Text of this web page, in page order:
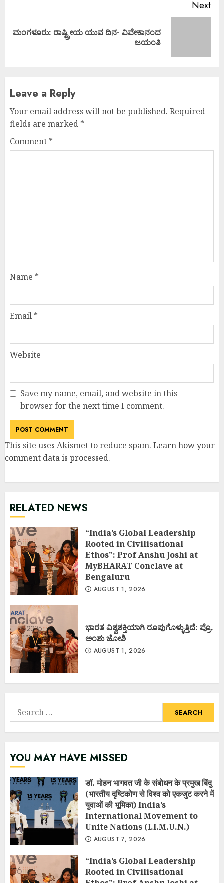
Next
Next
ಮಂಗಳೂರು: ರಾಷ್ಟ್ರೀಯ ಯುವ ದಿನ- ವಿವೇಕಾನಂದ
ಜಯಂತಿ
Leave a Reply
Your email address will not be published. Required
fields are marked *
Comment *
Name *
Email *
Website
Save my name, email, and website in this
browser for the next time I comment.
This site uses Akismet to reduce spam. Learn how your
comment data is processed.
RELATED NEWS
“India’s Global Leadership
Rooted in Civilisational
Ethos”: Prof Anshu Joshi at
MyBHARAT Conclave at
Bengaluru
AUGUST 1, 2026
ಭಾರತ ವಿಶ್ವಶಕ್ತಿಯಾಗಿ ರೂಪುಗೊಳ್ಳುತ್ತಿದೆ: ಪ್ರೊ.
ಅಂಶು ಜೋಶಿ
AUGUST 1, 2026
Search
for:
YOU MAY HAVE MISSED
डॉ. मोहन भागवत जी के संबोधन के प्रमुख बिंदु
(भारतीय दृष्टिकोण से विश्व को एकजुट करने में
युवाओं की भूमिका) India’s
International Movement to
Unite Nations (I.I.M.U.N.)
AUGUST 7, 2026
“India’s Global Leadership
Rooted in Civilisational